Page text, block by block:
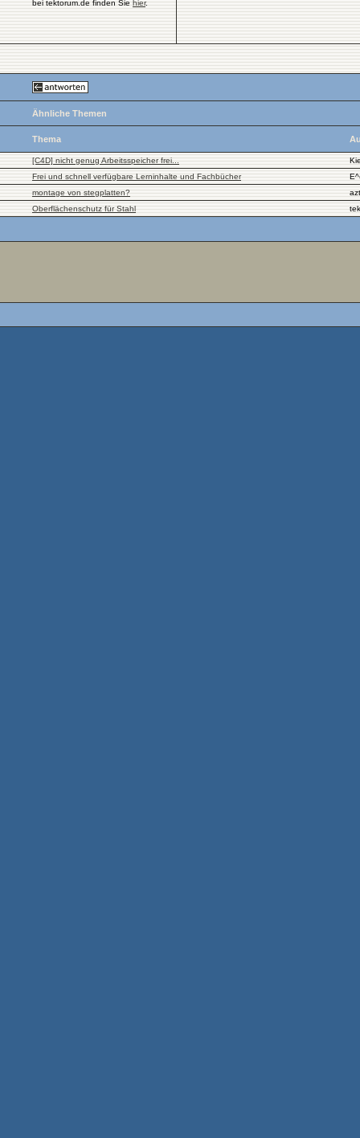
bei tektorum.de finden Sie hier.
Ähnliche Themen
Thema
[C4D] nicht genug Arbeitsspeicher frei...
Frei und schnell verfügbare Lerninhalte und Fachbücher
montage von stegplatten?
Oberflächenschutz für Stahl